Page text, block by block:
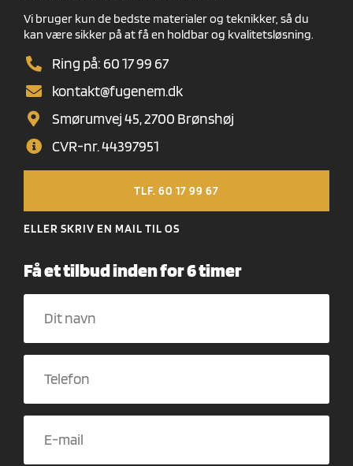
Vi bruger kun de bedste materialer og teknikker, så du
kan være sikker på at få en holdbar og kvalitetsløsning.
Ring på: 60 17 99 67
kontakt@fugenem.dk
Smørumvej 45, 2700 Brønshøj
CVR-nr. 44397951
TLF. 60 17 99 67
ELLER SKRIV EN MAIL TIL OS
Få et tilbud inden for 6 timer